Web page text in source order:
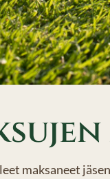
maksaneet